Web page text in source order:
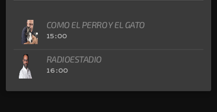
COMO EL PERRO Y EL GATO
15:00
RADIOESTADIO
16:00